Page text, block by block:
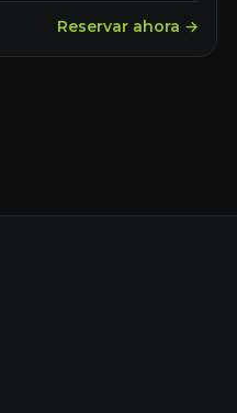
Reservar ahora →